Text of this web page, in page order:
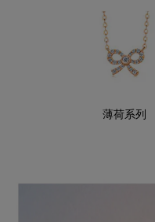
薄荷系列